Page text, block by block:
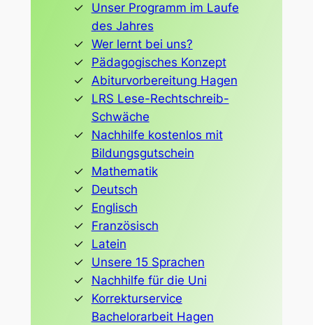
Unser Programm im Laufe
des Jahres
Wer lernt bei uns?
Pädagogisches Konzept
Abiturvorbereitung Hagen
LRS Lese-Rechtschreib-
Schwäche
Nachhilfe kostenlos mit
Bildungsgutschein
Mathematik
Deutsch
Englisch
Französisch
Latein
Unsere 15 Sprachen
Nachhilfe für die Uni
Korrekturservice
Bachelorarbeit Hagen